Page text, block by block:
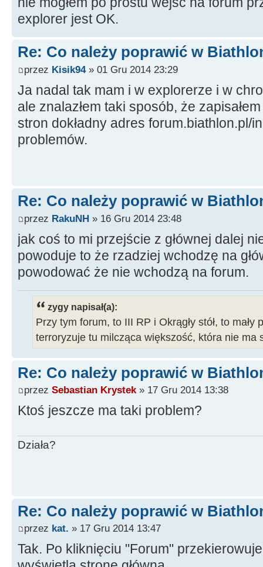
explorer jest OK.
Re: Co należy poprawić w
przez Kisik94» 01 Gru 2014 23:29
Ja nadal tak mam i w explorerze i w
ale znalazłem taki sposób, że
stron dokładny adres forum.biathlon.pl/
problemów.
Re: Co należy poprawić w
przez RakuNH » 16 Gru 2014 23:48
jak coś to mi przejście z głównej dalej
powoduje to że rzadziej wchodzę na
powodować że nie wchodzą na forum.
zygy napisał(a):
Przy tym forum, to III RP i Okrągły stół, to
terroryzuje tu milcząca większość, która nie ma
Re: Co należy poprawić w
przez Sebastian Krystek» 17 Gru 2014 13:38
Ktoś jeszcze ma taki problem?
Działa?
Re: Co należy poprawić w
przez kat. » 17 Gru 2014 13:47
Tak. Po kliknięciu "Forum"